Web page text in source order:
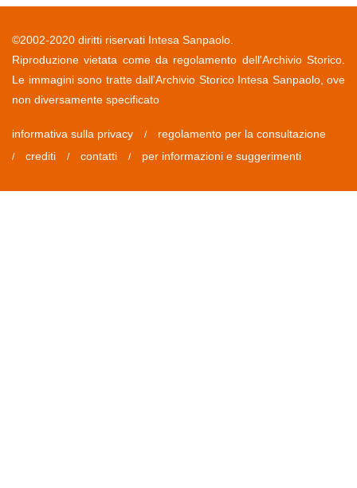
©2002-2020 diritti riservati Intesa Sanpaolo.
Riproduzione vietata come da regolamento dell'Archivio Storico.
Le immagini sono tratte dall'Archivio Storico Intesa Sanpaolo, ove
non diversamente specificato
informativa sulla privacy / regolamento per la consultazione
/ crediti / contatti / per informazioni e suggerimenti